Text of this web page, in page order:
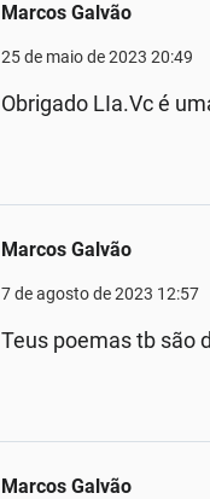
Marcos Galvão
25 de maio de 2023 20:49
Obrigado LIa.Vc é
Marcos Galvão
7 de agosto de 2023 12:57
Teus poemas tb são
Marcos Galvão